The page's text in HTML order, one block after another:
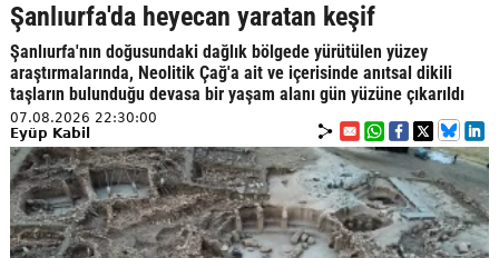
Şanlıurfa'da heyecan yaratan keşif
Şanlıurfa'nın doğusundaki dağlık bölgede yürütülen yüzey
araştırmalarında, Neolitik Çağ'a ait ve içerisinde anıtsal dikili
taşların bulunduğu devasa bir yaşam alanı gün yüzüne çıkarıldı
07.08.2026 22:30:00
Eyüp Kabil